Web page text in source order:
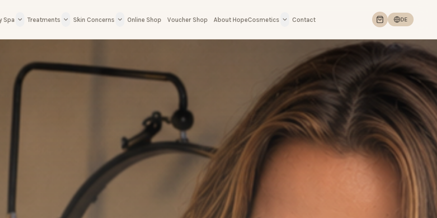
Spa Treatments Skin Concerns Online Shop Voucher Shop About HopeCosmetics Contact DE